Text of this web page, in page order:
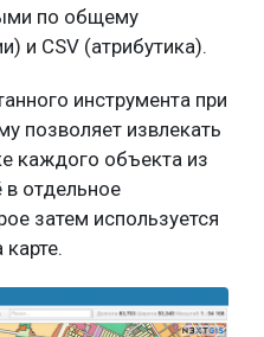
по общему
и CSV (атрибутика).
инструмента при
позволяет извлекать
каждого объекта из
в отдельное
затем используется